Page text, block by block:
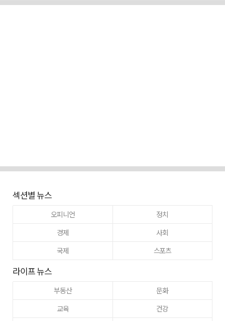
섹션별 뉴스
오피니언
정치
경제
사회
국제
스포츠
라이프 뉴스
부동산
문화
교육
건강